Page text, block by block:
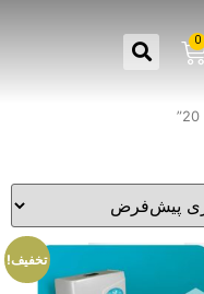
0
تخفیف!